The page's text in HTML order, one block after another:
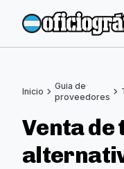
Inicio chevron_right Guia de
proveedores chevron_right
Venta de